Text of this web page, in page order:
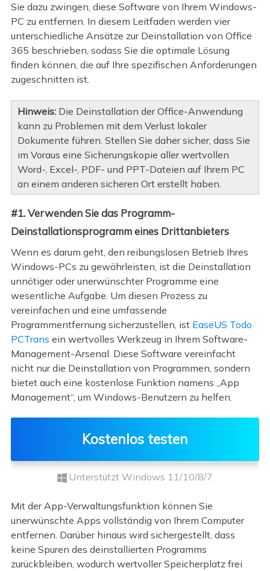
Sie dazu zwingen, diese Software von Ihrem Windows-
PC zu entfernen. In diesem Leitfaden werden vier
unterschiedliche Ansätze zur Deinstallation von Office
365 beschrieben, sodass Sie die optimale Lösung
finden können, die auf Ihre spezifischen Anforderungen
zugeschnitten ist.
Hinweis:Die Deinstallation der Office-Anwendung
kann zu Problemen mit dem Verlust lokaler
Dokumente führen. Stellen Sie daher sicher, dass Sie
im Voraus eine Sicherungskopie aller wertvollen
Word-, Excel-, PDF- und PPT-Dateien auf Ihrem PC
an einem anderen sicheren Ort erstellt haben.
#1. Verwenden Sie das Programm-
Deinstallationsprogramm eines Drittanbieters
Wenn es darum geht, den reibungslosen Betrieb Ihres
Windows-PCs zu gewährleisten, ist die Deinstallation
unnötiger oder unerwünschter Programme eine
wesentliche Aufgabe. Um diesen Prozess zu
vereinfachen und eine umfassende
Programmentfernung sicherzustellen, ist EaseUS Todo
PCTrans ein wertvolles Werkzeug in Ihrem Software-
Management-Arsenal. Diese Software vereinfacht
nicht nur die Deinstallation von Programmen, sondern
bietet auch eine kostenlose Funktion namens „App
Management“, um Windows-Benutzern zu helfen.
Kostenlos testen
Unterstützt Windows 11/10/8/7
Mit der App-Verwaltungsfunktion können Sie
unerwünschte Apps vollständig von Ihrem Computer
entfernen. Darüber hinaus wird sichergestellt, dass
keine Spuren des deinstallierten Programms
zurückbleiben, wodurch wertvoller Speicherplatz frei